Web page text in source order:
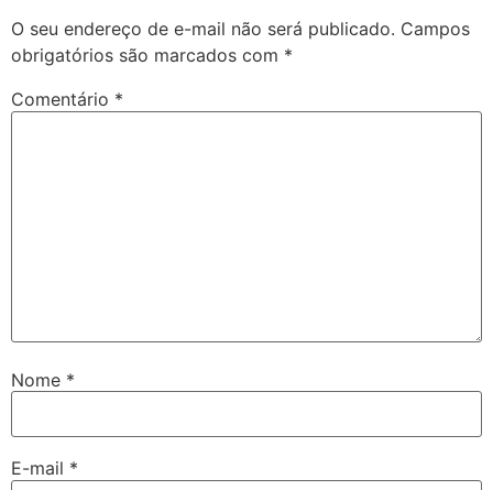
O seu endereço de e-mail não será publicado. Campos
obrigatórios são marcados com *
Comentário *
Nome *
E-mail *